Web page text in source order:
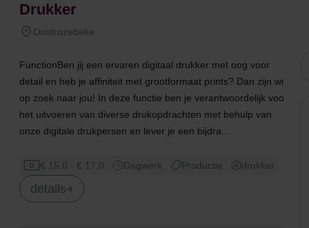
Drukker
Oostrozebeke
FunctionBen jij een ervaren digitaal drukker met oog voor
detail en heb je affiniteit met grootformaat prints? Dan zijn wij
op zoek naar jou! In deze functie ben je verantwoordelijk voor
het uitvoeren van diverse drukopdrachten met behulp van
onze digitale drukpersen en lever je een bijdra...
€ 15,0 - € 17,0 Dagwerk Productie drukker
details